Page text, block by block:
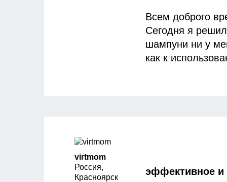
пройдёт и всё
полезным эта
Всем доброго
Сегодня я
шампуни ни у
как к
Так как это
virtmom
Россия,
Красноярск
эффективное и